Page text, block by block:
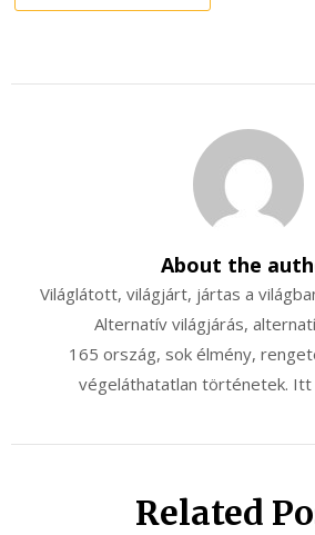
About the
Világlátott, világjárt, jártas a
Alternatív világjárás,
165 ország, sok élmény,
végeláthatatlan történetek. Itt
Related